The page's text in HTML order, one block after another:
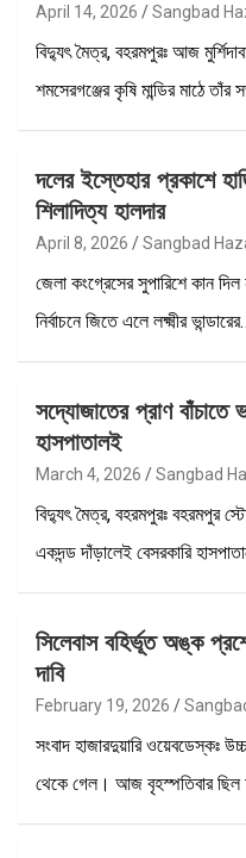
April 14, 2026 Sangbad
বিদ্যুৎ মৈত্র, বহরমপুরঃ আজ
শমসেরগঞ্জের কৃষি মান্ডির মাঠে তাঁর
দলের ইস্তেহার প্রকাশে
শিলাদিত্য হালদার
April 8, 2026 Sangbad
জেলা কংগ্রেসের সুপারিশে কান
নির্বাচনে জিতে এলে লক্ষ্মীর
সদ্যোজাতের প্রাণ বাঁচাতে
হাসপাতালই
March 4, 2026 Sangbad
বিদ্যুৎ মৈত্র, বহরমপুরঃ বহরমপুর
একদন্ড দাঁড়ালেই বেসরকারি
সিলেবাস বহির্ভূত অঙ্ক
দাবি
February 19, 2026
সংবাদ হাজারদুয়ারি ওয়েবডেস্কঃ
থেকে গেল। আজ বৃহস্পতিবার ছিল